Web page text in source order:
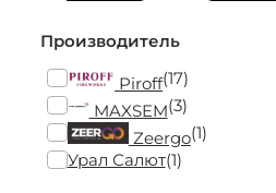
Производитель
Piroff(17)
MAXSEM(3)
Zeergo(1)
Урал Салют(1)